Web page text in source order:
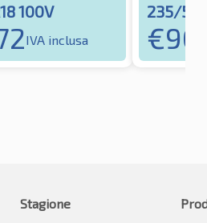
100V
IVA inclusa
235/
€
Stagione